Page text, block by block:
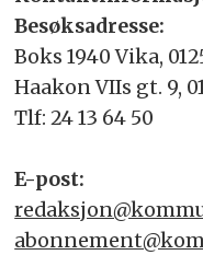
Besøksadresse:
Boks 1940 Vika,
Haakon VIIs gt. 9,
Tlf: 24 13 64 50
E-post: